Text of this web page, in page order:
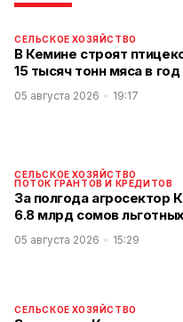
СЕЛЬСКОЕ ХОЗЯЙСТВО
В Кемине строят
15 тысяч тонн мяса в год
05 августа 2026 19:17
СЕЛЬСКОЕ ХОЗЯЙСТВО
ПОТОК ГРАНТОВ И КРЕДИТОВ
За полгода агросектор
6.8 млрд сомов
05 августа 2026 15:29
СЕЛЬСКОЕ ХОЗЯЙСТВО